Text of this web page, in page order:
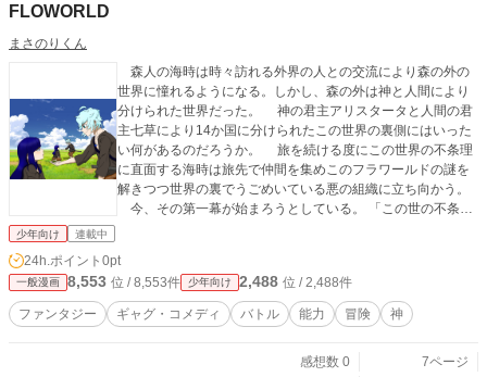
FLOWORLD
まさのりくん
森人の海時は時々訪れる外界の人との交流により森の外の
世界に憧れるようになる。しかし、森の外は神と人間により
分けられた世界だった。 神の君主アリスタータと人間の君
主七草により14か国に分けられたこの世界の裏側にはいった
い何があるのだろうか。 旅を続ける度にこの世界の不条理
に直面する海時は旅先で仲間を集めこのフラワールドの謎を
解きつつ世界の裏でうごめいている悪の組織に立ち向かう。
今、その第一幕が始まろうとしている。 「この世の不条理
少年向け 連載中
24h.ポイント 0pt
一般漫画 8,553 位 / 8,553件 少年向け 2,488 位 / 2,488件
ファンタジー ギャグ・コメディ バトル 能力 冒険 神
感想数 0
7ページ